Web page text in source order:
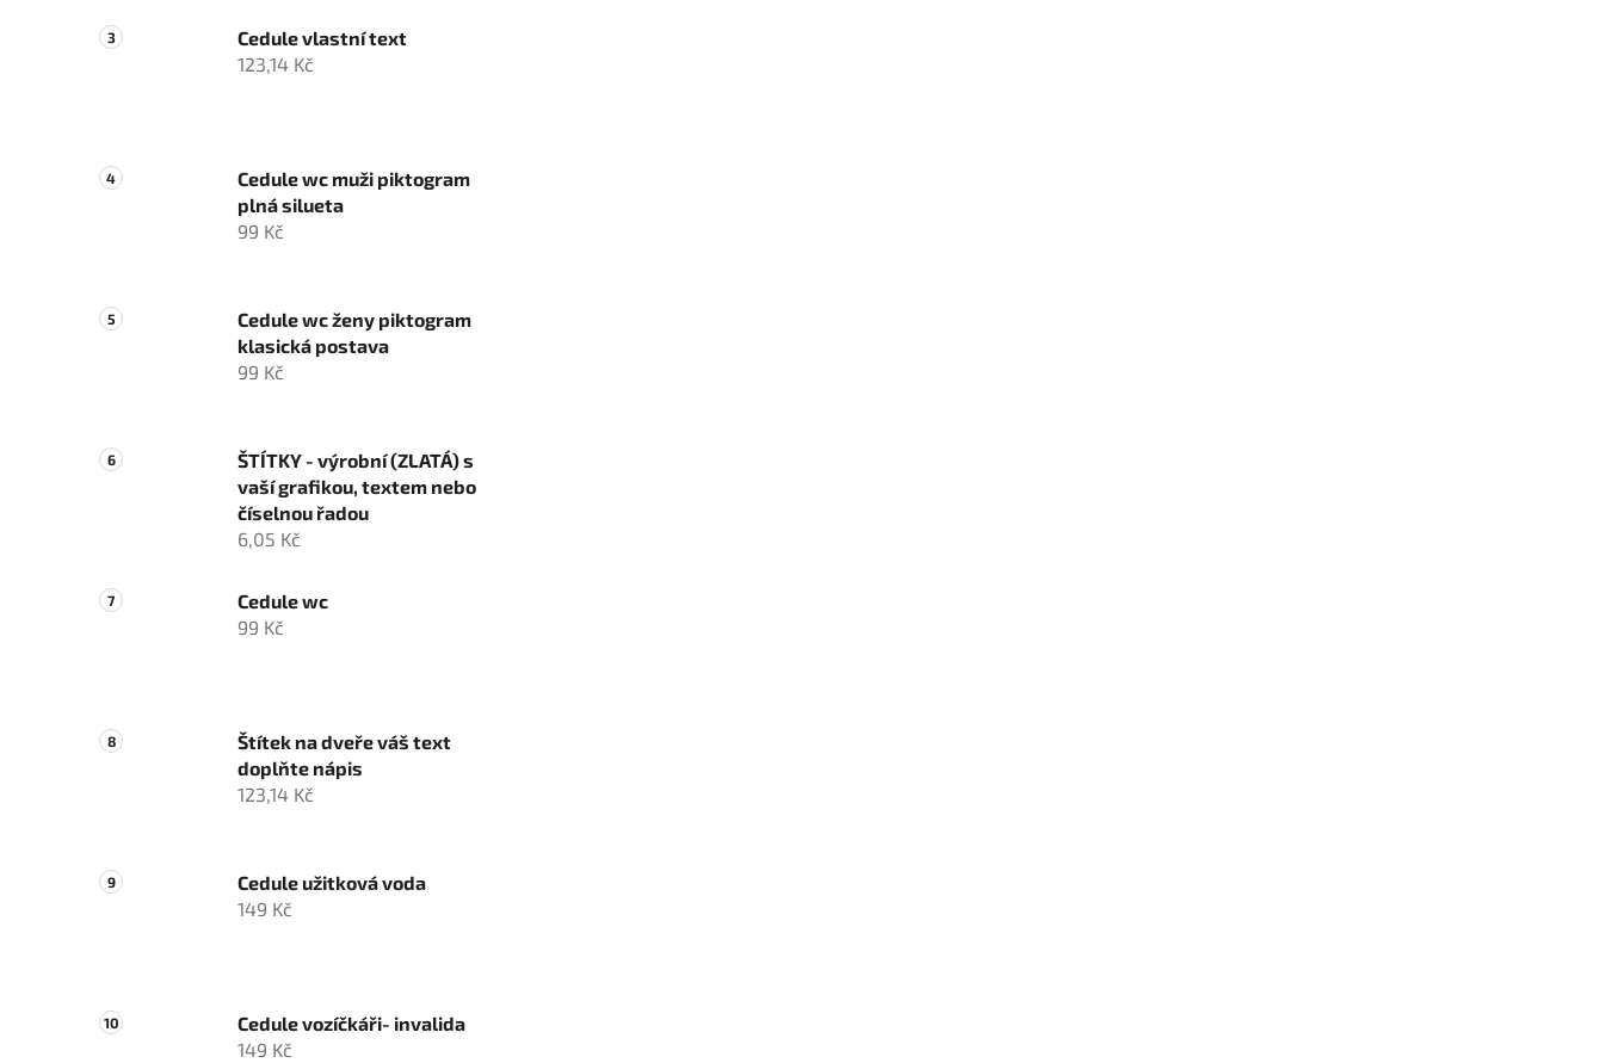
Cedule vlastní text
123,14 Kč
Cedule wc muži piktogram
plná silueta
99 Kč
Cedule wc ženy piktogram
klasická postava
99 Kč
ŠTÍTKY - výrobní (ZLATÁ) s
vaší grafikou, textem nebo
číselnou řadou
6,05 Kč
Cedule wc
99 Kč
Štítek na dveře váš text
doplňte nápis
123,14 Kč
Cedule užitková voda
149 Kč
Cedule vozíčkáři- invalida
149 Kč